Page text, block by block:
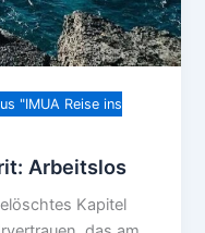
"IMUA Reise ins
Arbeitslos
Kapitel